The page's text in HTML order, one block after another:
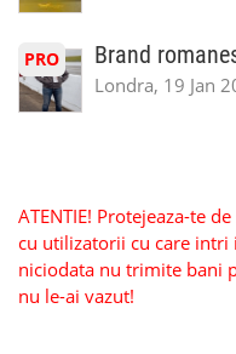
PRO Brand
Londra, 19 Jan
ATENTIE! Protejeaza-te
cu utilizatorii cu care intri
niciodata nu trimite bani
nu le-ai vazut!